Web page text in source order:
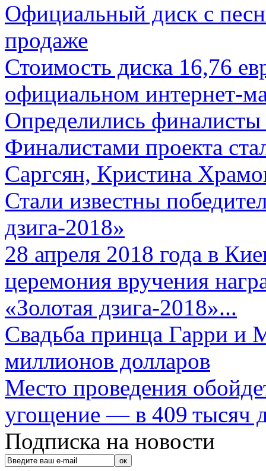
Официальный диск с
продаже
Стоимость диска 16,76
официальном интернет-
Определились
Финалистами проекта
Саргсян, Кристина
Стали известны
дзига-2018»
28 апреля 2018 года в
церемония вручения
«Золотая дзига-2018»...
Свадьба принца Гарри и
миллионов долларов
Место проведения
угощение — в 409 тысяч
Подписка на новости